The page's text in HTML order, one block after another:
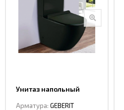
Унитаз напольный
Арматура: GEBERIT